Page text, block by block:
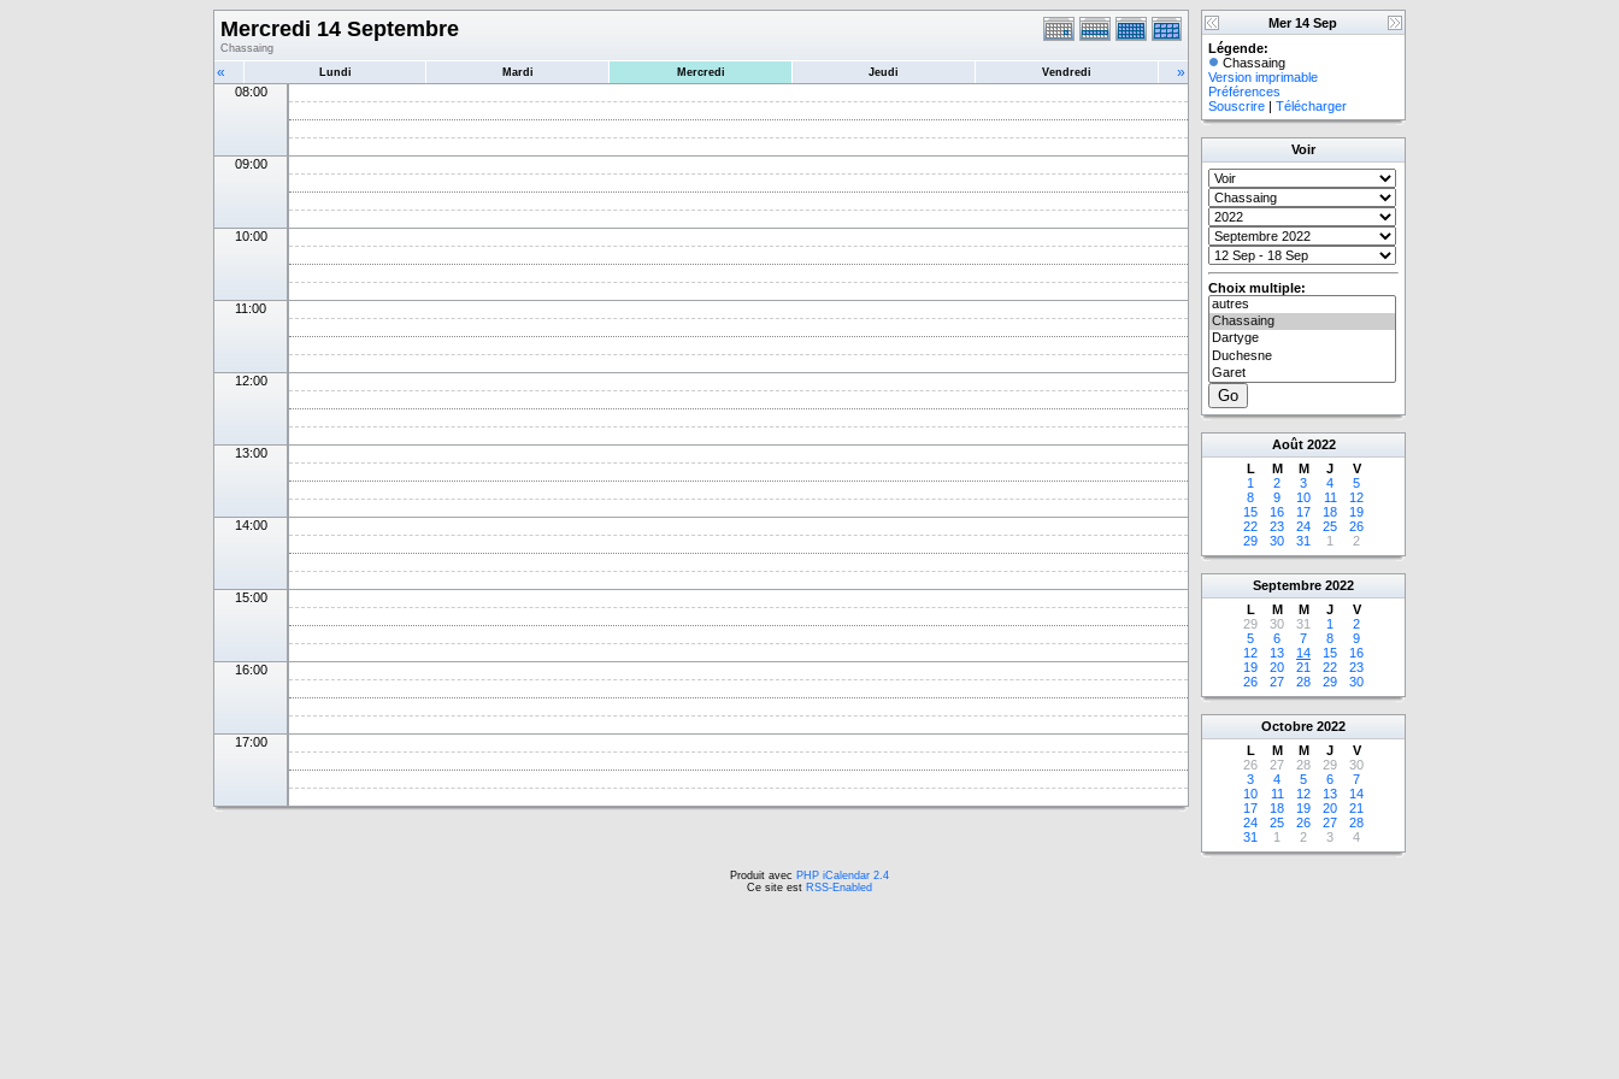
Mercredi 14 Septembre
Chassaing
« Lundi Mardi Mercredi Jeudi Vendredi »
08:00
09:00
10:00
11:00
12:00
13:00
14:00
15:00
16:00
17:00
Mer 14 Sep
Légende:
Chassaing
Version imprimable
Préférences
Souscrire | Télécharger
Voir
Choix multiple:
Août 2022
L
M M J
V
1
2 3 4
5
8
9 10 11
12
15
16 17 18
19
22
23 24 25
26
29
30 31 1 2
Septembre 2022
L
M M J
V
29
30 31 1
2
5
6 7 8
9
12
13 14 15
16
19
20 21 22
23
26
27 28 29 30
Octobre 2022
L
M M J
V
26
27 28 29
30
3
4 5 6
7
10
11 12 13
14
17
18 19 20
21
24
25 26 27
28
31
1 2 3 4
Produit avec PHP iCalendar 2.4
Ce site est RSS-Enabled